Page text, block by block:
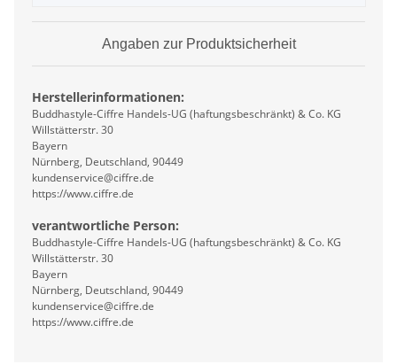
Angaben zur Produktsicherheit
Herstellerinformationen:
Buddhastyle-Ciffre Handels-UG (haftungsbeschränkt) & Co. KG
Willstätterstr. 30
Bayern
Nürnberg, Deutschland, 90449
kundenservice@ciffre.de
https://www.ciffre.de
verantwortliche Person:
Buddhastyle-Ciffre Handels-UG (haftungsbeschränkt) & Co. KG
Willstätterstr. 30
Bayern
Nürnberg, Deutschland, 90449
kundenservice@ciffre.de
https://www.ciffre.de